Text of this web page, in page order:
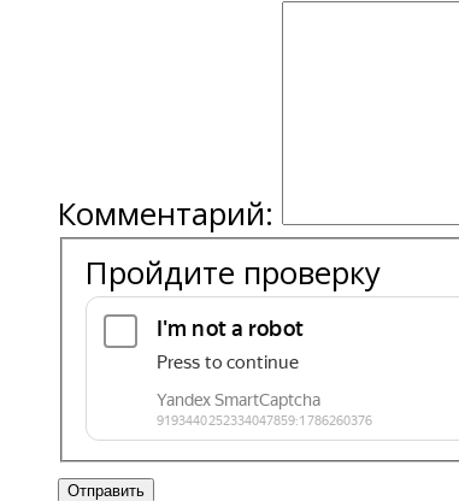
Комментарий:
Пройдите проверку
Отправить